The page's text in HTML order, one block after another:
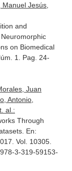
Jesús,
and
on Biomedical
1. Pag. 24-
Juan
Antonio,
al.:
Through
En:
Vol. 10305.
3-319-59153-